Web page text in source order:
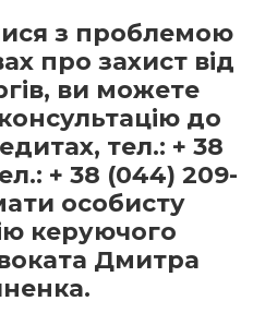
з проблемою
про захист від
ви можете
до
тел.: + 38
+ 38 (044) 209-
особисту
керуючого
Дмитра